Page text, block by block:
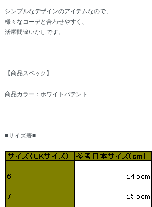
シンプルなデザインのアイテムなので、
様々なコーデと合わせやすく、
活躍間違いなしです。
【商品スペック】
商品カラー：ホワイトパテント
■サイズ表■